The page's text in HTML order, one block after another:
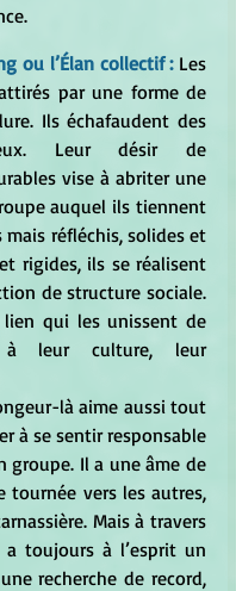
ou l’Élan collectif : Les
par une forme de
Ils échafaudent des
Leur désir de
vise à abriter une
auquel ils tiennent
mais réfléchis, solides et
rigides, ils se réalisent
de structure sociale.
lien qui les unissent de
leur culture, leur
à se sentir responsable
groupe. Il a une âme de
tournée vers les autres,
Mais à travers
a toujours à l’esprit un
recherche de record,